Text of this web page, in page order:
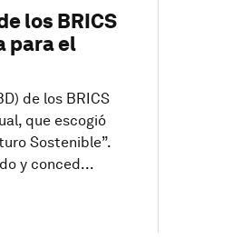
los BRICS
para el
de los BRICS
que escogió
Sostenible”.
y conced...